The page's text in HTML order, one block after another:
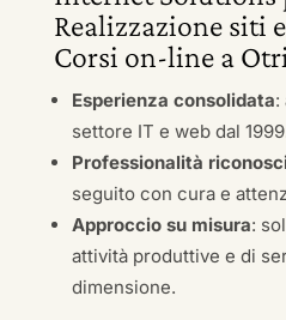
Realizzazione siti
Corsi on-line a
Esperienza consolidata:
settore IT e web dal
Professionalità
seguito con cura e
Approccio su misura:
attività produttive e di
dimensione.